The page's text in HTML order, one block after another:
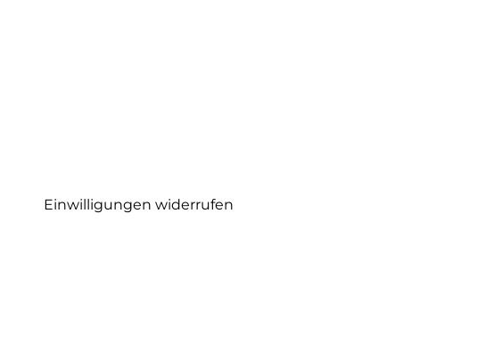
Einwilligungen widerrufen